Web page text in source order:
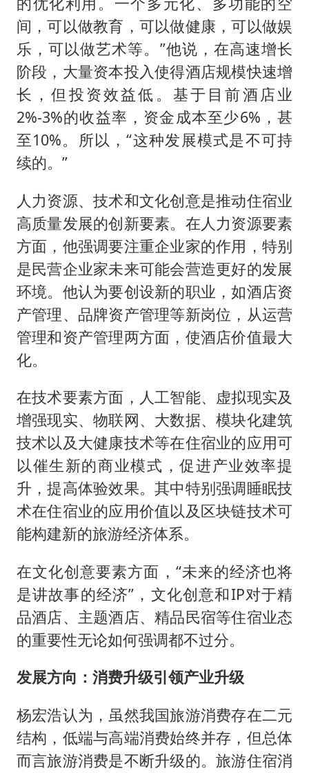
间，可以做教育，可以做健康，可以做娱
乐，可以做艺术等。”他说，在高速增长
阶段，大量资本投入使得酒店规模快速增
长，但投资效益低。基于目前酒店业
2%-3%的收益率，资金成本至少6%，甚
至10%。所以，“这种发展模式是不可持
续的。”
人力资源、技术和文化创意是推动住宿业
高质量发展的创新要素。在人力资源要素
方面，他强调要注重企业家的作用，特别
是民营企业家未来可能会营造更好的发展
环境。他认为要创设新的职业，如酒店资
产管理、品牌资产管理等新岗位，从运营
管理和资产管理两方面，使酒店价值最大
化。
在技术要素方面，人工智能、虚拟现实及
增强现实、物联网、大数据、模块化建筑
技术以及大健康技术等在住宿业的应用可
以催生新的商业模式，促进产业效率提
升，提高体验效果。其中特别强调睡眠技
术在住宿业的应用价值以及区块链技术可
能构建新的旅游经济体系。
在文化创意要素方面，“未来的经济也将
是讲故事的经济”，文化创意和IP对于精
品酒店、主题酒店、精品民宿等住宿业态
的重要性无论如何强调都不过分。
发展方向：消费升级引领产业升级
杨宏浩认为，虽然我国旅游消费存在二元
结构，低端与高端消费始终并存，但总体
而言旅游消费是不断升级的。旅游住宿消